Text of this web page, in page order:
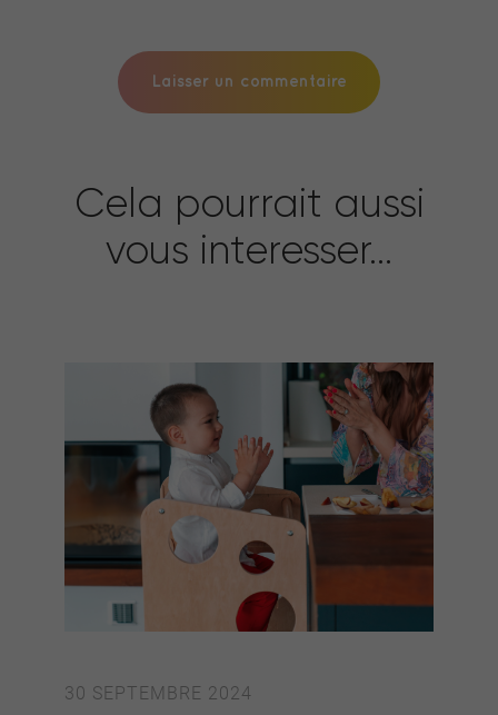
Cela pourrait aussi
vous interesser...
30 SEPTEMBRE 2024